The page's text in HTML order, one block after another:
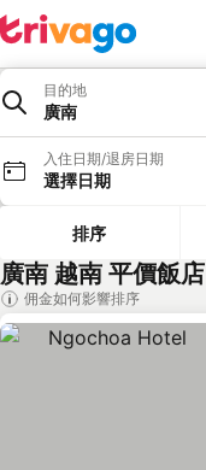
目的地
廣南
入住日期/退房日期
選擇日期
排序
廣南 越南 平價飯店
佣金如何影響排序